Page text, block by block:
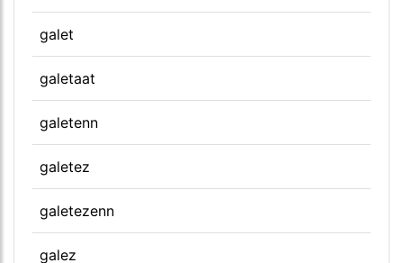
galet
galetaat
galetenn
galetez
galetezenn
galez